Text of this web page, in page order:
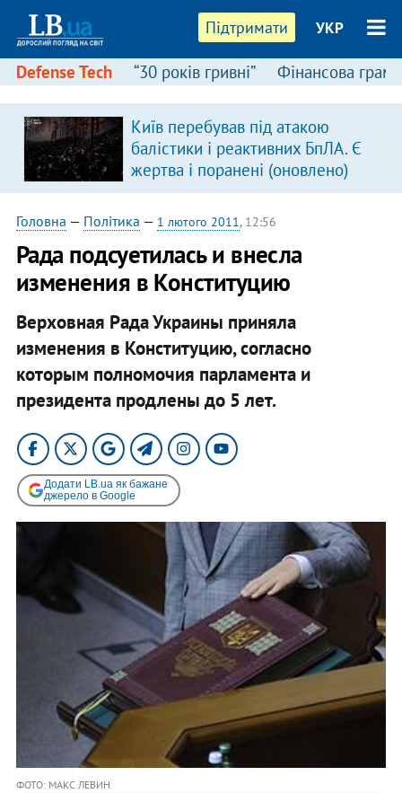
Підтримати УКР
Defense Tech “30 років гривні” Фінансова
Київ перебував під атакою
балістики і реактивних БпЛА. Є
жертва і поранені (оновлено)
Головна — Політика — 1 лютого 2011, 12:56
Рада подсуетилась и внесла
изменения в Конституцию
Верховная Рада Украины приняла
изменения в Конституцию, согласно
которым полномочия парламента и
президента продлены до 5 лет.
Додати LB.ua як бажане
джерело в Google
ФОТО: МАКС ЛЕВИН